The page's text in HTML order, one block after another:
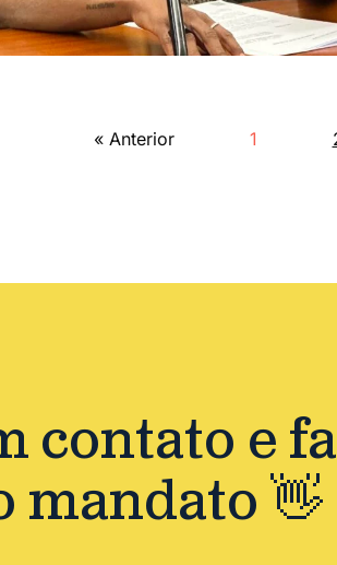
« Anterior 1
contato e
mandato 👋